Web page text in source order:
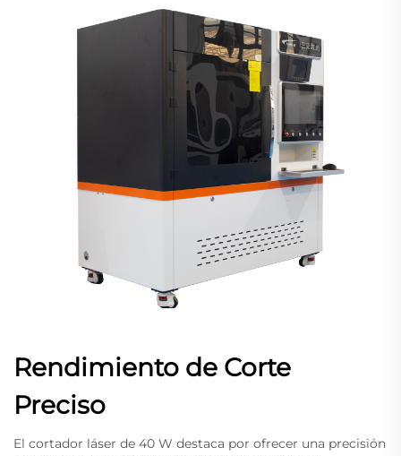
Rendimiento de Corte
Preciso
El cortador láser de 40 W destaca por ofrecer una precisión